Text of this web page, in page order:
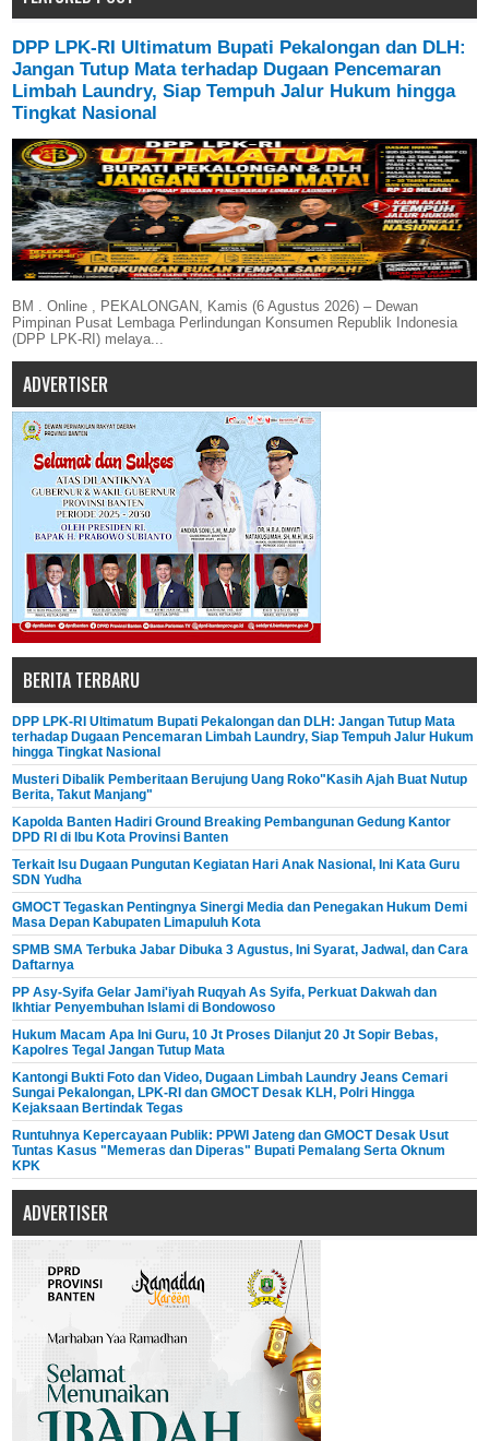
DPP LPK-RI Ultimatum Bupati Pekalongan dan DLH:
Jangan Tutup Mata terhadap Dugaan Pencemaran
Limbah Laundry, Siap Tempuh Jalur Hukum hingga
Tingkat Nasional
BM . Online , PEKALONGAN, Kamis (6 Agustus 2026) – Dewan
Pimpinan Pusat Lembaga Perlindungan Konsumen Republik Indonesia
(DPP LPK-RI) melaya...
ADVERTISER
BERITA TERBARU
DPP LPK-RI Ultimatum Bupati Pekalongan dan DLH: Jangan Tutup Mata
terhadap Dugaan Pencemaran Limbah Laundry, Siap Tempuh Jalur Hukum
hingga Tingkat Nasional
Musteri Dibalik Pemberitaan Berujung Uang Roko"Kasih Ajah Buat Nutup
Berita, Takut Manjang"
Kapolda Banten Hadiri Ground Breaking Pembangunan Gedung Kantor
DPD RI di Ibu Kota Provinsi Banten
Terkait Isu Dugaan Pungutan Kegiatan Hari Anak Nasional, Ini Kata Guru
SDN Yudha
GMOCT Tegaskan Pentingnya Sinergi Media dan Penegakan Hukum Demi
Masa Depan Kabupaten Limapuluh Kota
SPMB SMA Terbuka Jabar Dibuka 3 Agustus, Ini Syarat, Jadwal, dan Cara
Daftarnya
PP Asy-Syifa Gelar Jami'iyah Ruqyah As Syifa, Perkuat Dakwah dan
Ikhtiar Penyembuhan Islami di Bondowoso
Hukum Macam Apa Ini Guru, 10 Jt Proses Dilanjut 20 Jt Sopir Bebas,
Kapolres Tegal Jangan Tutup Mata
Kantongi Bukti Foto dan Video, Dugaan Limbah Laundry Jeans Cemari
Sungai Pekalongan, LPK-RI dan GMOCT Desak KLH, Polri Hingga
Kejaksaan Bertindak Tegas
Runtuhnya Kepercayaan Publik: PPWI Jateng dan GMOCT Desak Usut
Tuntas Kasus "Memeras dan Diperas" Bupati Pemalang Serta Oknum
KPK
ADVERTISER